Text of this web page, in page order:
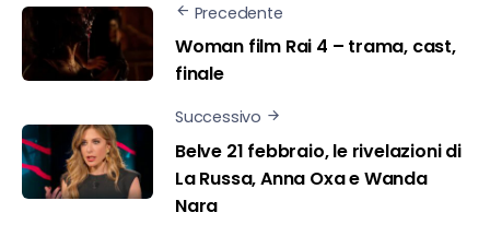
Precedente
Woman film Rai 4 – trama, cast,
finale
Successivo
Belve 21 febbraio, le rivelazioni di
La Russa, Anna Oxa e Wanda
Nara